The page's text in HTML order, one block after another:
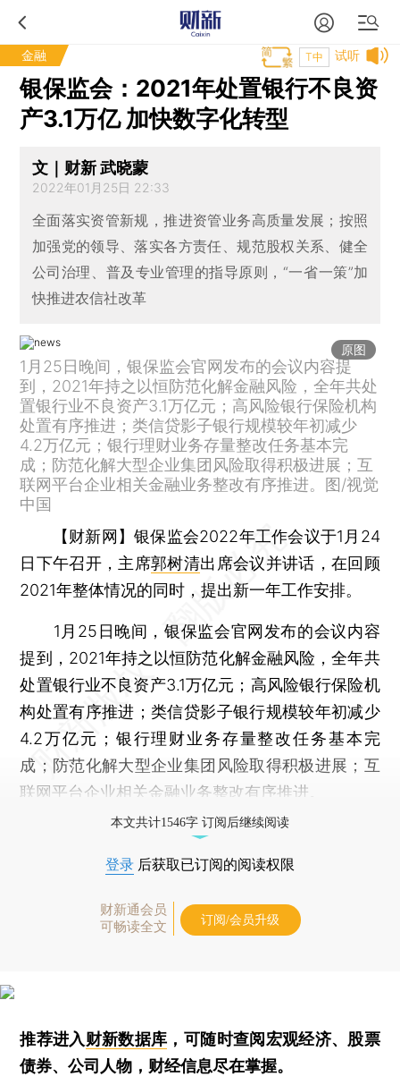
金融 试听
T中
银保监会：2021年处置银行不良资
产3.1万亿 加快数字化转型
文｜财新 武晓蒙
2022年01月25日 22:33
全面落实资管新规，推进资管业务高质量发展；按照
加强党的领导、落实各方责任、规范股权关系、健全
公司治理、普及专业管理的指导原则，“一省一策”加
快推进农信社改革
原图
1月25日晚间，银保监会官网发布的会议内容提
到，2021年持之以恒防范化解金融风险，全年共处
置银行业不良资产3.1万亿元；高风险银行保险机构
处置有序推进；类信贷影子银行规模较年初减少
4.2万亿元；银行理财业务存量整改任务基本完
成；防范化解大型企业集团风险取得积极进展；互
联网平台企业相关金融业务整改有序推进。图/视觉
中国
【财新网】银保监会2022年工作会议于1月24
日下午召开，主席郭树清出席会议并讲话，在回顾
2021年整体情况的同时，提出新一年工作安排。
1月25日晚间，银保监会官网发布的会议内容
提到，2021年持之以恒防范化解金融风险，全年共
处置银行业不良资产3.1万亿元；高风险银行保险机
构处置有序推进；类信贷影子银行规模较年初减少
4.2万亿元；银行理财业务存量整改任务基本完
成；防范化解大型企业集团风险取得积极进展；互
联网平台企业相关金融业务整改有序推进。
本文共计1546字 订阅后继续阅读
登录 后获取已订阅的阅读权限
财新通会员
可畅读全文
订阅/会员升级
推荐进入财新数据库 ，可随时查阅宏观经济、股票
债券、公司人物，财经信息尽在掌握。